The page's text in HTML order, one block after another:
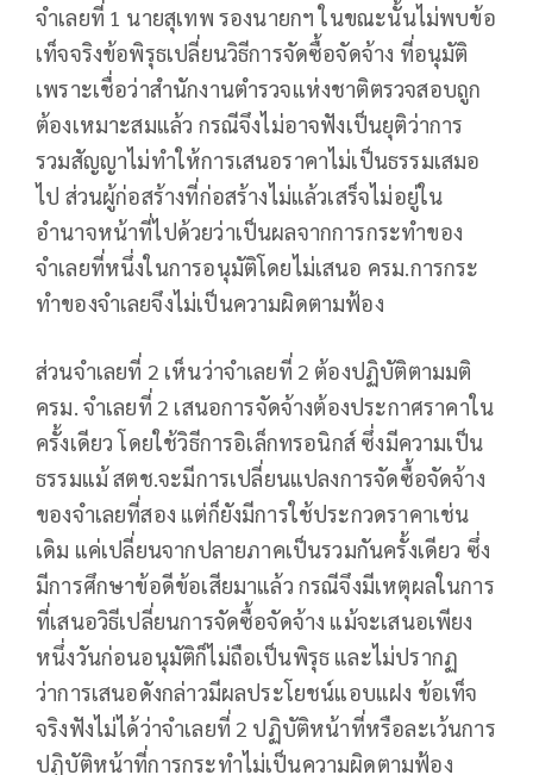
จำเลยที่ 1 นายสุเทพ รองนายกฯ ในขณะนั้นไม่พบข้อ
เท็จจริงข้อพิรุธเปลี่ยนวิธีการจัดซื้อจัดจ้าง ที่อนุมัติ
เพราะเชื่อว่าสำนักงานตำรวจแห่งชาติตรวจสอบถูก
ต้องเหมาะสมแล้ว กรณีจึงไม่อาจฟังเป็นยุติว่าการ
รวมสัญญาไม่ทำให้การเสนอราคาไม่เป็นธรรมเสมอ
ไป ส่วนผู้ก่อสร้างที่ก่อสร้างไม่แล้วเสร็จไม่อยู่ใน
อำนาจหน้าที่ไปด้วยว่าเป็นผลจากการกระทำของ
จำเลยที่หนึ่งในการอนุมัติโดยไม่เสนอ ครม.การกระ
ทำของจำเลยจึงไม่เป็นความผิดตามฟ้อง
ส่วนจำเลยที่ 2 เห็นว่าจำเลยที่ 2 ต้องปฏิบัติตามมติ
ครม. จำเลยที่ 2 เสนอการจัดจ้างต้องประกาศราคาใน
ครั้งเดียว โดยใช้วิธีการอิเล็กทรอนิกส์ ซึ่งมีความเป็น
ธรรมแม้ สตช.จะมีการเปลี่ยนแปลงการจัดซื้อจัดจ้าง
ของจำเลยที่สอง แต่ก็ยังมีการใช้ประกวดราคาเช่น
เดิม แค่เปลี่ยนจากปลายภาคเป็นรวมกันครั้งเดียว ซึ่ง
มีการศึกษาข้อดีข้อเสียมาแล้ว กรณีจึงมีเหตุผลในการ
ที่เสนอวิธีเปลี่ยนการจัดซื้อจัดจ้าง แม้จะเสนอเพียง
หนึ่งวันก่อนอนุมัติก็ไม่ถือเป็นพิรุธ และไม่ปรากฏ
ว่าการเสนอดังกล่าวมีผลประโยชน์แอบแฝง ข้อเท็จ
จริงฟังไม่ได้ว่าจำเลยที่ 2 ปฏิบัติหน้าที่หรือละเว้นการ
ปฏิบัติหน้าที่การกระทำไม่เป็นความผิดตามฟ้อง